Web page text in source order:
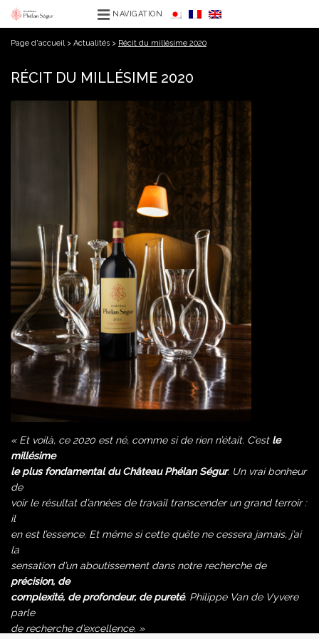
NAVIGATION
Page d'accueil> Actualités > Récit du millésime 2020
RÉCIT DU MILLÉSIME 2020
« Et voilà, ce 2020 est né, comme si de rien n’était. C’est le
millésime
le plus fondamental du Château Phélan Ségur. Un vrai bonheur
de
voir le résultat d’années de travail transcender un grand terroir :
il
en est l’essence. Et même si cette quête ne cessera jamais, j’ai
la
sensation d’un aboutissement dans notre recherche de
précision, de
complexité, de profondeur, de pureté. Philippe Van de Vyvere
parle
de recherche d’excellence. »